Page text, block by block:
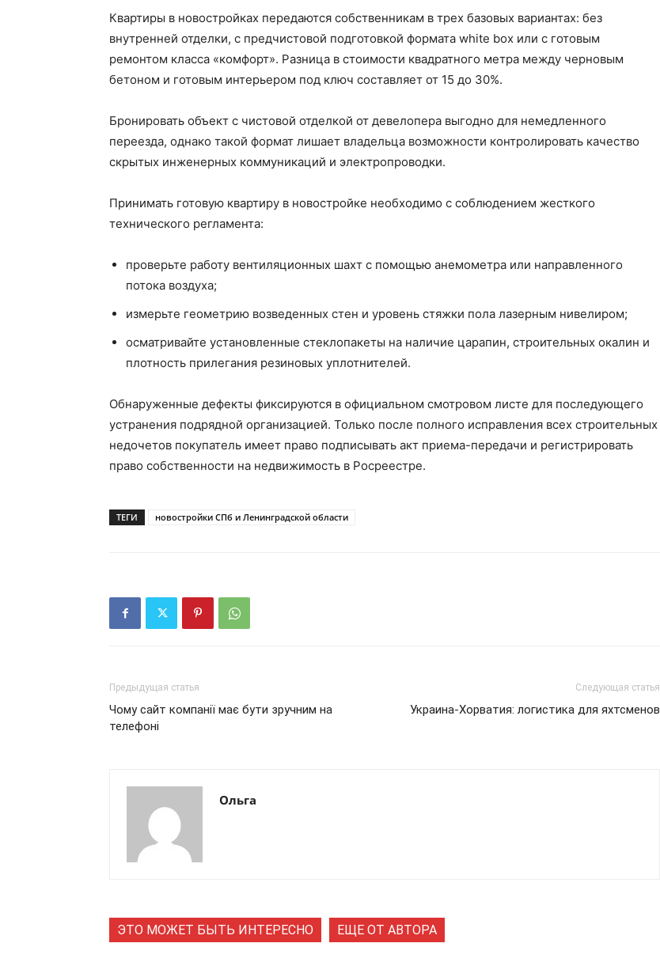
Квартиры в новостройках передаются собственникам в трех базовых вариантах: без
внутренней отделки, с предчистовой подготовкой формата white box или с готовым
ремонтом класса «комфорт». Разница в стоимости квадратного метра между черновым
бетоном и готовым интерьером под ключ составляет от 15 до 30%.
Бронировать объект с чистовой отделкой от девелопера выгодно для немедленного
переезда, однако такой формат лишает владельца возможности контролировать качество
скрытых инженерных коммуникаций и электропроводки.
Принимать готовую квартиру в новостройке необходимо с соблюдением жесткого
технического регламента:
проверьте работу вентиляционных шахт с помощью анемометра или направленного
потока воздуха;
измерьте геометрию возведенных стен и уровень стяжки пола лазерным нивелиром;
осматривайте установленные стеклопакеты на наличие царапин, строительных окалин и
плотность прилегания резиновых уплотнителей.
Обнаруженные дефекты фиксируются в официальном смотровом листе для последующего
устранения подрядной организацией. Только после полного исправления всех строительных
недочетов покупатель имеет право подписывать акт приема-передачи и регистрировать
право собственности на недвижимость в Росреестре.
ТЕГИ новостройки СПб и Ленинградской области
Предыдущая статья
Чому сайт компанії має бути зручним на
телефоні
Следующая статья
Украина-Хорватия: логистика для яхтсменов
Ольга
ЭТО МОЖЕТ БЫТЬ ИНТЕРЕСНО ЕЩЕ ОТ АВТОРА